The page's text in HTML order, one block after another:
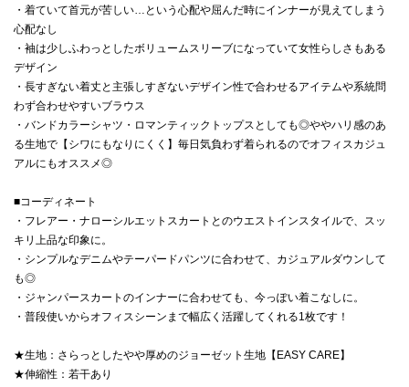
・着ていて首元が苦しい…という心配や屈んだ時にインナーが見えてしまう
心配なし
・袖は少しふわっとしたボリュームスリーブになっていて女性らしさもある
デザイン
・長すぎない着丈と主張しすぎないデザイン性で合わせるアイテムや系統問
わず合わせやすいブラウス
・バンドカラーシャツ・ロマンティックトップスとしても◎ややハリ感のあ
る生地で【シワにもなりにくく】毎日気負わず着られるのでオフィスカジュ
アルにもオススメ◎
■コーディネート
・フレアー・ナローシルエットスカートとのウエストインスタイルで、スッ
キリ上品な印象に。
・シンプルなデニムやテーパードパンツに合わせて、カジュアルダウンして
も◎
・ジャンパースカートのインナーに合わせても、今っぽい着こなしに。
・普段使いからオフィスシーンまで幅広く活躍してくれる1枚です！
★生地：さらっとしたやや厚めのジョーゼット生地【EASY CARE】
★伸縮性：若干あり